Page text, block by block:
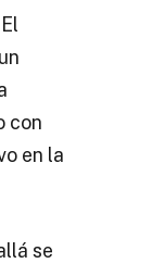
con
en la
se